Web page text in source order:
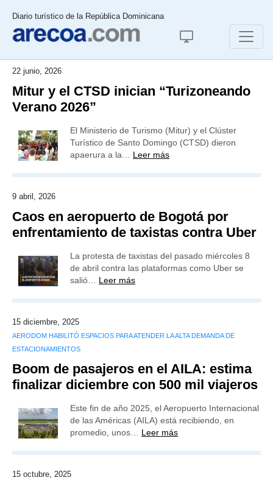
Diario turístico de la República Dominicana
22 junio, 2026
Mitur y el CTSD inician “Turizoneando
Verano 2026”
El Ministerio de Turismo (Mitur) y el Clúster
Turístico de Santo Domingo (CTSD) dieron
apaerura a la… Leer más
9 abril, 2026
Caos en aeropuerto de Bogotá por
enfrentamiento de taxistas contra Uber
La protesta de taxistas del pasado miércoles 8
de abril contra las plataformas como Uber se
salió… Leer más
15 diciembre, 2025
AERODOM HABILITÓ ESPACIOS PARA ATENDER LA ALTA DEMANDA DE
ESTACIONAMIENTOS
Boom de pasajeros en el AILA: estima
finalizar diciembre con 500 mil viajeros
Este fin de año 2025, el Aeropuerto Internacional
de las Américas (AILA) está recibiendo, en
promedio, unos… Leer más
15 octubre, 2025